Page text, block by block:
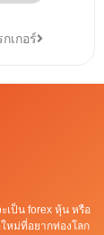
เกอร์
เป็น forex หุ้น หรือ
ใหม่ที่อยากท่องโลก